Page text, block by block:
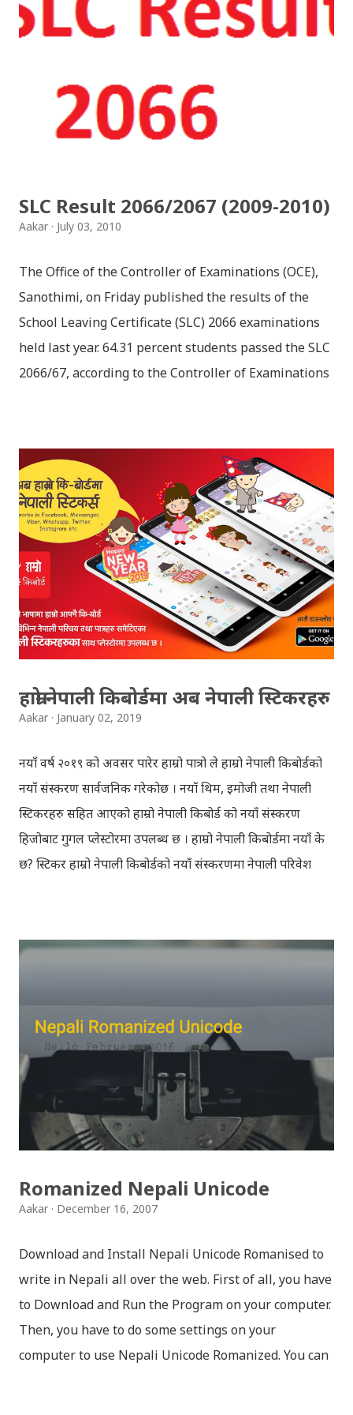
भैलो)- सुरसुधा नोट: यी अपलोड गरिएका गितसंगितहरु व्यावसायिक
प्रायोजनको लागि प्रयोग नगर्न आग्रह गर्दछौँ । इन्टरनेटमा भेटिएका
हौँ । तपाई यदि यी गित संगितको सर्जक हुनुहुन्छ र गित संगित यहाँबाट
हटाउनुपर्ने भए जानकारी गराउनुहोला । फेरी एकपटक शुभ दिपावलीको
हार्दिक मंगलमय शुभकामना व्यक्त गर्दछौँ ।
SLC Result 2066/2067 (2009-2010)
Aakar July 03, 2010
The Office of the Controller of Examinations (OCE),
Sanothimi, on Friday published the results of the
School Leaving Certificate (SLC) 2066 examinations
held last year. 64.31 percent students passed the SLC
2066/67, according to the Controller of Examinations
Download the file and search your ‘symbol number’.
Congratulations to all, who passed SLC this year. And
if you want to see your results with marks then, you
can follow THT (symbol no. and birth date required).
Download SLC Result 2066/2067 (2009-2010) :
REGULAR: EXEMPTED: Distinction --------------- First
division First division Second Division Second
Division Third Division Third Division Withheld
Withheld ...
हाम्रो नेपाली किबोर्डमा अब नेपाली स्टिकरहरु
Aakar January 02, 2019
नयाँ वर्ष २०१९ को अवसर पारेर हाम्रो पात्रो ले हाम्रो नेपाली किबोर्डको
नयाँ संस्करण सार्वजनिक गरेकोछ । नयाँ थिम, इमोजी तथा नेपाली
स्टिकरहरु सहित आएको हाम्रो नेपाली किबोर्ड को नयाँ संस्करण
हिजोबाट गुगल प्लेस्टोरमा उपलब्ध छ । हाम्रो नेपाली किबोर्डमा नयाँ के
छ? स्टिकर हाम्रो नेपाली किबोर्डको नयाँ संस्करणमा नेपाली परिवेश
इन्स्टाग्राम आदि जुनसुकै एप्लिकेशनमा पनि प्रयोग गर्न मिल्ने यी नेपाली
मैचासमेत गरी आठ किसिमका स्टिकरहरु समावेश गरिएकोछ । हाम्रो
नेपाली किबोर्डको इमोजी खण्डमा गएर यी स्टिकरहरु प्रयोग गर्न
सकिन्छ । थिम हाम्रो नेपाली किबोर्डको यस संस्करणमा नयाँ किबोर्ड
थिम पनि थपिएको छ । हाम्रो नेपाली किबोर्डको सेटिङमा गएर आफूलाई
मन पर्ने थिम छान्न सकिन्छ । डार्क तथा लाइट गरेर हाललाई दुई
डिजाइनमा किबोर्ड थिम उपलब्ध छ । चलनचल्तिको “ब...
Romanized Nepali Unicode
Aakar December 16, 2007
Download and Install Nepali Unicode Romanised to
write in Nepali all over the web. First of all, you have
to Download and Run the Program on your computer.
Then, you have to do some settings on your
computer to use Nepali Unicode Romanized. You can